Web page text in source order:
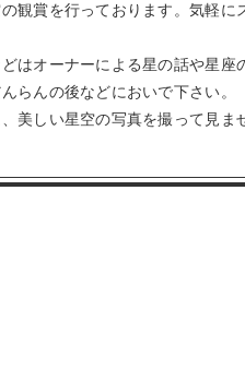
観賞を行っております。気軽に
はオーナーによる星の話や星座
らんの後などにおいで下さい。
美しい星空の写真を撮って見ま